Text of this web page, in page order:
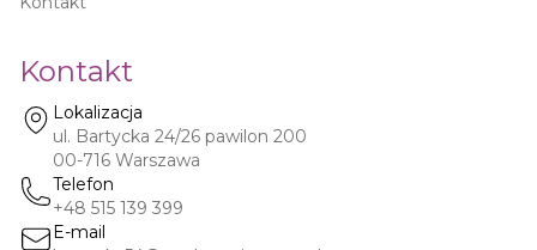
Kontakt
Lokalizacja
ul. Bartycka 24/26 pawilon 200
00-716 Warszawa
Telefon
+48 515 139 399
E-mail